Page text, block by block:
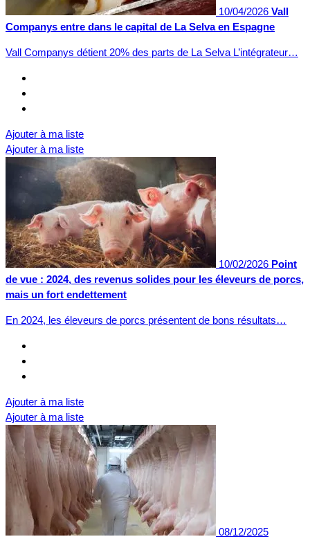
10/04/2026 Vall
Companys entre dans le capital de La Selva en Espagne
Vall Companys détient 20% des parts de La Selva L’intégrateur…
Ajouter à ma liste
Ajouter à ma liste
10/02/2026 Point
de vue : 2024, des revenus solides pour les éleveurs de porcs,
mais un fort endettement
En 2024, les éleveurs de porcs présentent de bons résultats…
Ajouter à ma liste
Ajouter à ma liste
08/12/2025